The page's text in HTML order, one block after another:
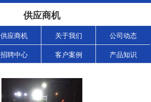
供应商机
供应商机 关于我们 公司动态
招聘中心 客户案例 产品知识